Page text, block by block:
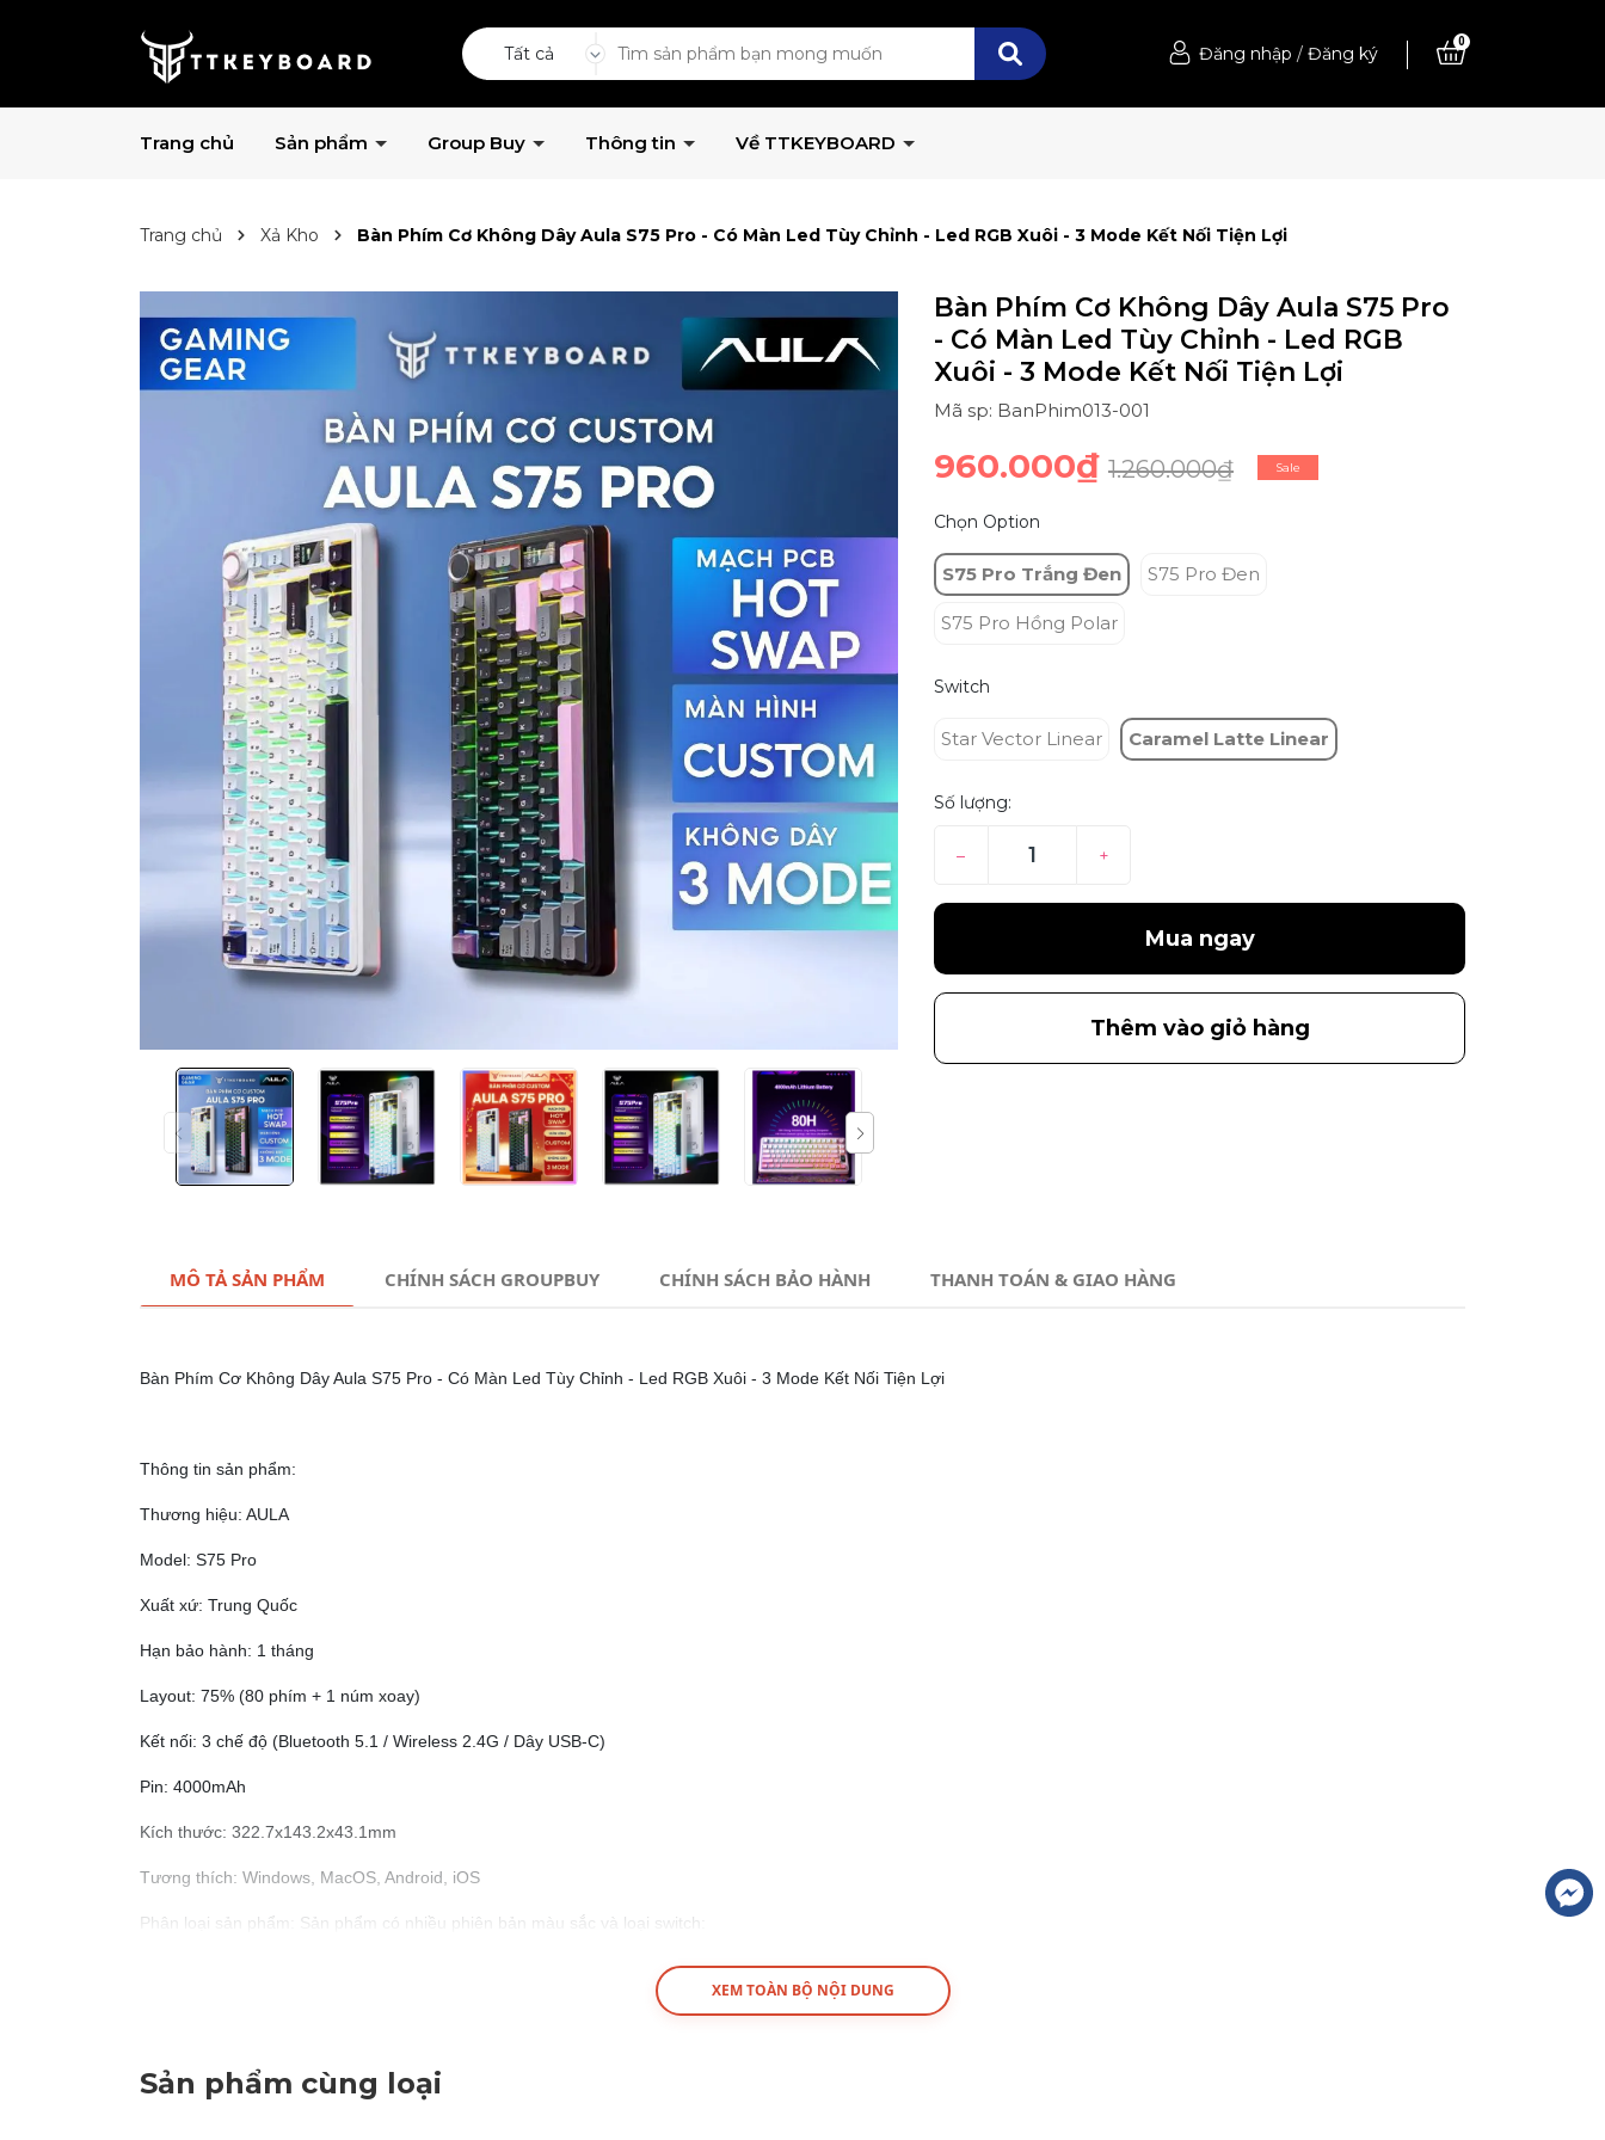
Tất cả Đăng nhập / Đăng ký
0
Trang chủ Sản phẩm Group Buy Thông tin Về TTKEYBOARD
Trang chủ Xả Kho Bàn Phím Cơ Không Dây Aula S75 Pro - Có Màn Led Tùy Chỉnh - Led RGB Xuôi - 3 Mode Kết Nối Tiện Lợi
Bàn Phím Cơ Không Dây Aula S75 Pro
- Có Màn Led Tùy Chỉnh - Led RGB
Xuôi - 3 Mode Kết Nối Tiện Lợi
Mã sp: BanPhim013-001
960.000₫ 1.260.000₫ Sale
Chọn Option
S75 Pro Trắng Đen S75 Pro Đen
S75 Pro Hồng Polar
Switch
Star Vector Linear Caramel Latte Linear
Số lượng:
– +
Mua ngay
Thêm vào giỏ hàng
MÔ TẢ SẢN PHẨM CHÍNH SÁCH GROUPBUY CHÍNH SÁCH BẢO HÀNH THANH TOÁN & GIAO HÀNG
Bàn Phím Cơ Không Dây Aula S75 Pro - Có Màn Led Tùy Chỉnh - Led RGB Xuôi - 3 Mode Kết Nối Tiện Lợi
Thông tin sản phẩm:
Thương hiệu: AULA
Model: S75 Pro
Xuất xứ: Trung Quốc
Hạn bảo hành: 1 tháng
Layout: 75% (80 phím + 1 núm xoay)
Kết nối: 3 chế độ (Bluetooth 5.1 / Wireless 2.4G / Dây USB-C)
Pin: 4000mAh
Kích thước: 322.7x143.2x43.1mm
Tương thích: Windows, MacOS, Android, iOS
Phân loại sản phẩm: Sản phẩm có nhiều phiên bản màu sắc và loại switch:
Caramel Latte (Âm trầm, êm) (Quý khách vui lòng chọn đúng màu sắc và loại switch mong muốn)
XEM TOÀN BỘ NỘI DUNG
Sản phẩm cùng loại